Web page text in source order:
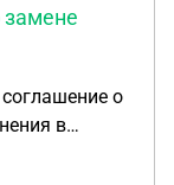
о
в
делать